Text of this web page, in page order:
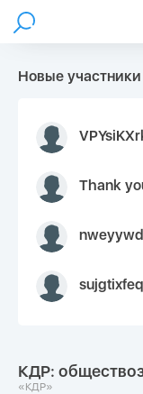
Новые участники
Thank you very much for your inquiry
sujgtixfeq
КДР:
«КДР»